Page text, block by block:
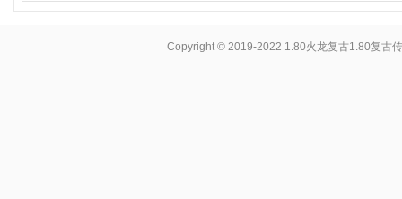
Copyright © 2019-2022 1.80火龙复古1.80复古